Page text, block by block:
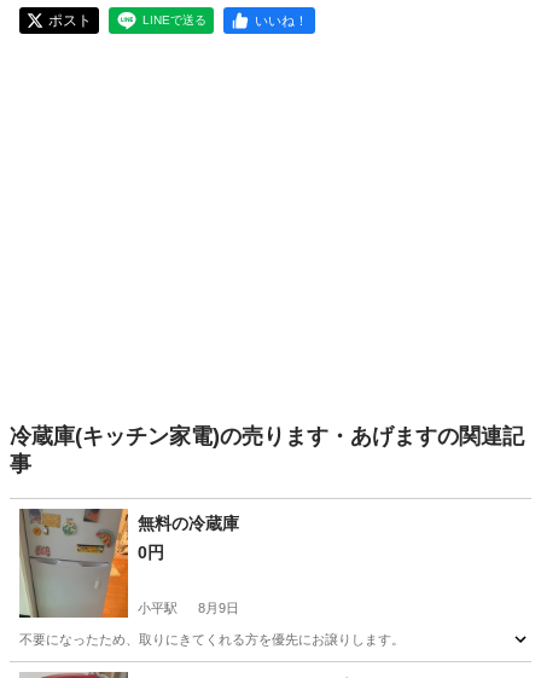
ポスト LINEで送る いいね！
冷蔵庫(キッチン家電)の売ります・あげますの関連記
事
無料の冷蔵庫
0円
小平駅 8月9日
不要になったため、取りにきてくれる方を優先にお譲りします。